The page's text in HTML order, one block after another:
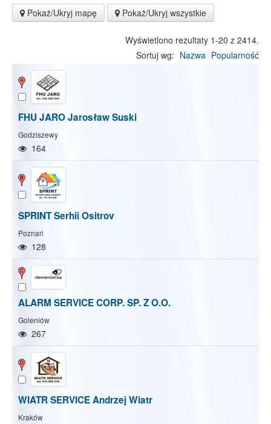
Pokaż/Ukryj mapę Pokaż/Ukryj wszystkie
Pokaż/Ukryj mapę Pokaż/Ukryj wszystkie
Wyświetlono rezultaty 1-20 z 2414.
Sortuj wg: Nazwa Popularność
FHU JARO Jarosław Suski
Godziszewy
164
SPRINT Serhii Ositrov
Poznań
128
ALARM SERVICE CORP. SP. Z O.O.
Goleniów
267
WIATR SERVICE Andrzej Wiatr
Kraków